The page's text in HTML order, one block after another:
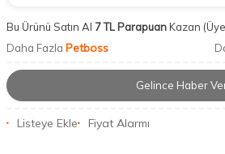
Bu Ürünü Satın Al 7 TL ParapuanKazan
Daha Fazla Petboss
Gelince Haber
Listeye Ekle Fiyat Alarmı